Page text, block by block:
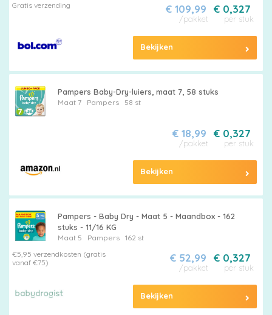
Gratis verzending
€ 0,327
per stuk
€ 109,99
/pakket
Bekijken
Pampers Baby-Dry-luiers, maat 7, 58 stuks
Maat 7 Pampers 58 st
€ 0,327
per stuk
€ 18,99
/pakket
Bekijken
Pampers - Baby Dry - Maat 5 - Maandbox - 162
stuks - 11/16 KG
Maat 5 Pampers
162 st
€5,95 verzendkosten (gratis
vanaf €75)
€ 0,327
per stuk
€ 52,99
/pakket
Bekijken